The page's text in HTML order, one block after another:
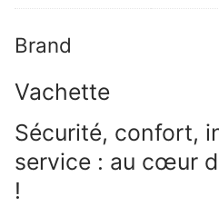
Brand
Vachette
Sécurité, confort,
service : au cœur
!